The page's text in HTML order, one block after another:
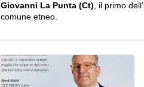
Giovanni La Punta (Ct), il primo
comune etneo.